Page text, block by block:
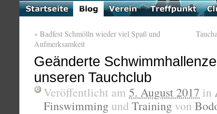
«Badfest Schmölln wieder viel Spaß und
Aufmerksamkeit
Geänderte
unseren Tauchclub
Veröffentlicht am 5. August 2017 in
Finswimming und Training von